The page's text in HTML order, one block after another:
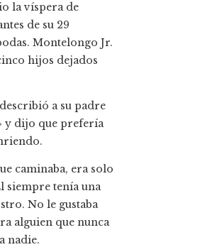
la víspera de
de su 29
Montelongo Jr.
hijos dejados
a su padre
y dijo que prefería
caminaba, era solo
siempre tenía una
No le gustaba
alguien que nunca
nadie.